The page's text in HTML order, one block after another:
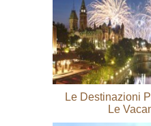
Le Destinazioni
Le